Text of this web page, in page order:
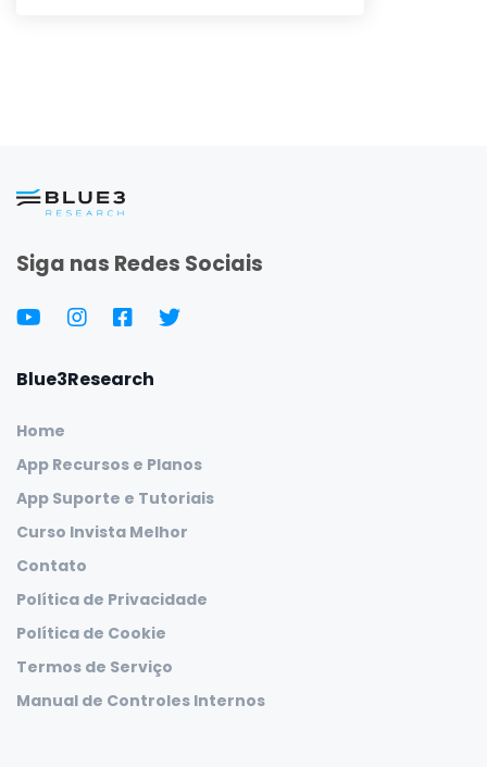
Siga nas Redes Sociais
Blue3Research
Home
App Recursos e Planos
App Suporte e Tutoriais
Curso Invista Melhor
Contato
Política de Privacidade
Política de Cookie
Termos de Serviço
Manual de Controles Internos